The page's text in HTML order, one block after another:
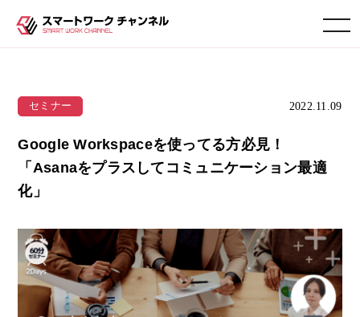
toggle navigation
セミナー 2022.11.09
Google Workspaceを使ってる方必見！
「Asanaをプラスしてコミュニケーション最適
化」